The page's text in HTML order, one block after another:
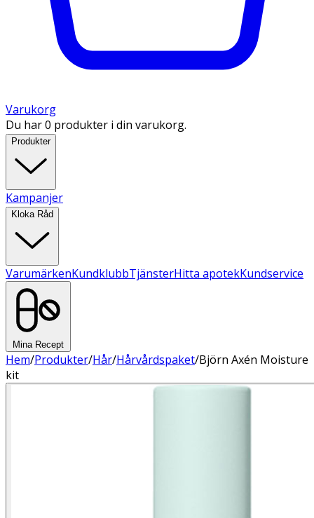
Varukorg
Du har 0 produkter i din varukorg.
Produkter
Kampanjer
Kloka Råd
VarumärkenKundklubbTjänsterHitta apotekKundservice
Mina Recept
Hem/Produkter/Hår/Hårvårdspaket/Björn Axén Moisture
kit